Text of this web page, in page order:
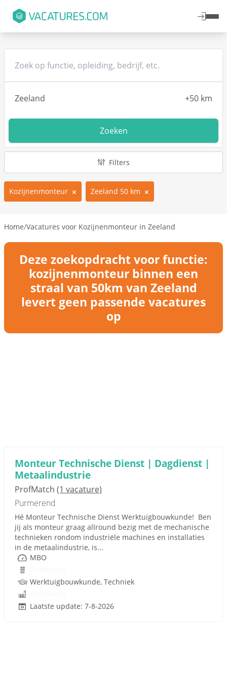
Zoeken
Filters
Kozijnenmonteur Zeeland 50 km
Home/Vacatures voor Kozijnenmonteur in Zeeland
Deze zoekopdracht voor functie:
kozijnenmonteur binnen een
straal van 50km van Zeeland
levert geen passende vacatures
op
Monteur Technische Dienst | Dagdienst |
Metaalindustrie
ProfMatch (1 vacature)
Purmerend
Hé Monteur Technische Dienst Werktuigbouwkunde! Ben
jij als monteur graag allround bezig met de mechanische
technieken rondom industriële machines en installaties
in de metaalindustrie, is...
MBO
Werktuigbouwkunde, Techniek
Laatste update: 7-8-2026